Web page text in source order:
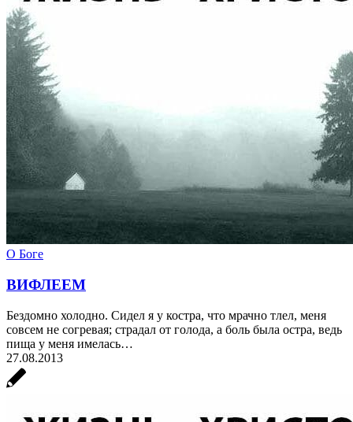
О Боге
ВИФЛЕЕМ
Бездомно холодно. Сидел я у костра, что мрачно тлел, меня
совсем не согревая; страдал от голода, а боль была остра, ведь
пища у меня имелась…
27.08.2013